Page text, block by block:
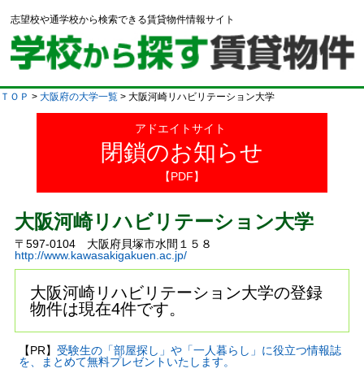
志望校や通学校から検索できる賃貸物件情報サイト
ＴＯＰ > 大阪府の大学一覧 > 大阪河崎リハビリテーション大学
アドエイトサイト
閉鎖のお知らせ
【PDF】
大阪河崎リハビリテーション大学
〒597-0104 大阪府貝塚市水間１５８
http://www.kawasakigakuen.ac.jp/
大阪河崎リハビリテーション大学の登録
物件は現在4件です。
【PR】 受験生の「部屋探し」や「一人暮らし」に役立つ情報誌
を、まとめて無料プレゼントいたします。